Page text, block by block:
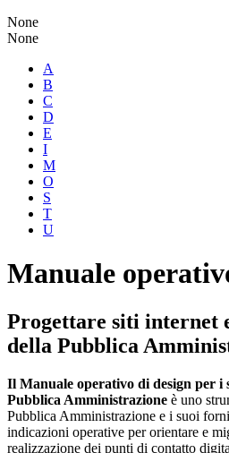
None
None
A
B
C
D
E
I
M
O
S
T
U
Manuale
Progettare siti internet
della Pubblica
Il Manuale operativo di design per i
Pubblica Amministrazione è uno
Pubblica Amministrazione e i suoi
indicazioni operative per orientare e
realizzazione dei punti di contatto